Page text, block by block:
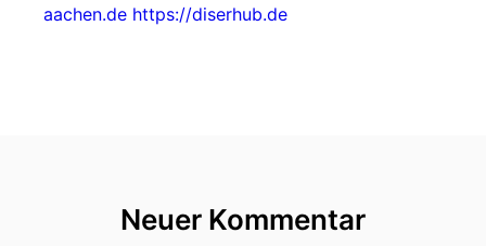
aachen.de https://diserhub.de
Neuer Kommentar